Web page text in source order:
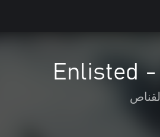
Enlisted -
القناص